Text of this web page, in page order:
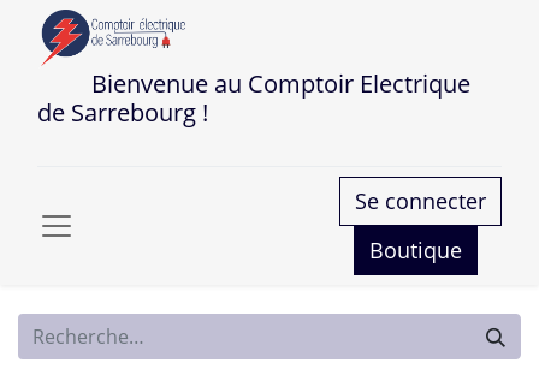
Bienvenue au Comptoir Electrique
de Sarrebourg !
Se connecter
Boutique